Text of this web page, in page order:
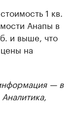
1 кв.
Анапы в
и выше, что
на
— в